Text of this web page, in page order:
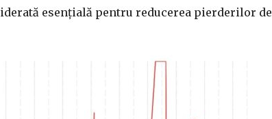
esențială pentru reducerea pierderilor de